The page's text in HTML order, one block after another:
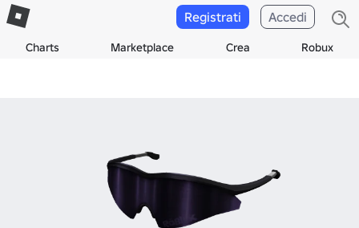
Charts Marketplace Crea Robux
Registrati Accedi